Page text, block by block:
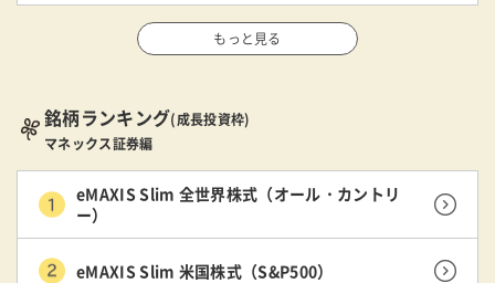
もっと見る
銘柄ランキング(成長投資枠)
マネックス証券編
eMAXIS Slim 全世界株式（オール・カントリ
ー）
eMAXIS Slim 米国株式（S&P500）